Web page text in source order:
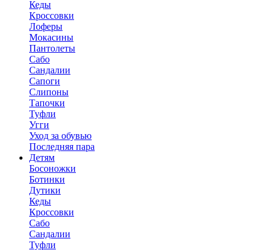
Кеды
Кроссовки
Лоферы
Мокасины
Пантолеты
Сабо
Сандалии
Сапоги
Слипоны
Тапочки
Туфли
Угги
Уход за обувью
Последняя пара
Детям
Босоножки
Ботинки
Дутики
Кеды
Кроссовки
Сабо
Сандалии
Туфли